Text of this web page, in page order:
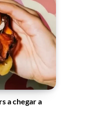
a chegar a